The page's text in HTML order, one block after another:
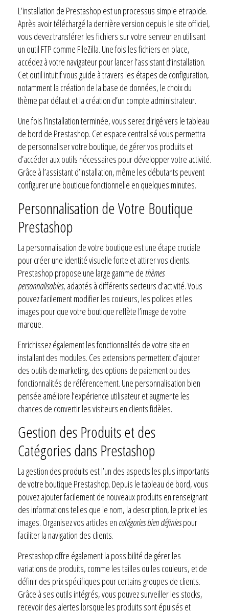
L’installation de Prestashop est un processus simple et rapide.
Après avoir téléchargé la dernière version depuis le site officiel,
vous devez transférer les fichiers sur votre serveur en utilisant
un outil FTP comme FileZilla. Une fois les fichiers en place,
accédez à votre navigateur pour lancer l’assistant d’installation.
Cet outil intuitif vous guide à travers les étapes de configuration,
notamment la création de la base de données, le choix du
thème par défaut et la création d’un compte administrateur.
Une fois l’installation terminée, vous serez dirigé vers le tableau
de bord de Prestashop. Cet espace centralisé vous permettra
de personnaliser votre boutique, de gérer vos produits et
d’accéder aux outils nécessaires pour développer votre activité.
Grâce à l’assistant d’installation, même les débutants peuvent
configurer une boutique fonctionnelle en quelques minutes.
Personnalisation de Votre Boutique
Prestashop
La personnalisation de votre boutique est une étape cruciale
pour créer une identité visuelle forte et attirer vos clients.
Prestashop propose une large gamme dethèmes
personnalisables, adaptés à différents secteurs d’activité. Vous
pouvez facilement modifier les couleurs, les polices et les
images pour que votre boutique reflète l’image de votre
marque.
Enrichissez également les fonctionnalités de votre site en
installant des modules. Ces extensions permettent d’ajouter
des outils de marketing, des options de paiement ou des
fonctionnalités de référencement. Une personnalisation bien
pensée améliore l’expérience utilisateur et augmente les
chances de convertir les visiteurs en clients fidèles.
Gestion des Produits et des
Catégories dans Prestashop
La gestion des produits est l’un des aspects les plus importants
de votre boutique Prestashop. Depuis le tableau de bord, vous
pouvez ajouter facilement de nouveaux produits en renseignant
des informations telles que le nom, la description, le prix et les
images. Organisez vos articles en catégories bien définiespour
faciliter la navigation des clients.
Prestashop offre également la possibilité de gérer les
variations de produits, comme les tailles ou les couleurs, et de
définir des prix spécifiques pour certains groupes de clients.
Grâce à ses outils intégrés, vous pouvez surveiller les stocks,
recevoir des alertes lorsque les produits sont épuisés et